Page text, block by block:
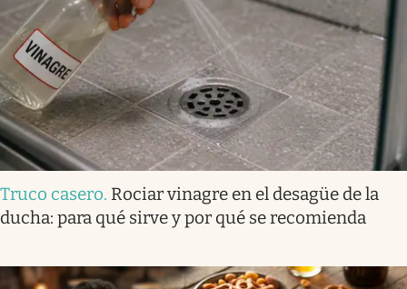
Truco casero. Rociar vinagre en el desagüe de la
ducha: para qué sirve y por qué se recomienda